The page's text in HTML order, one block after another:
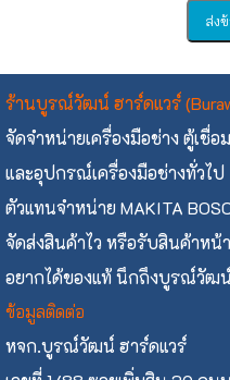
ร้านบูรณ์วัฒน์ ฮาร์ดแวร์
จัดจำหน่ายเครื่องมือช่าง ตู้เชื่อ
และอุปกรณ์เครื่องมือช่างทั่วไป
ตัวแทนจำหน่าย MAKITA
จัดส่งสินค้าไว หรือรับสินค้าหน้
อยากได้ของแท้ นึกถึงบูรณ์วัฒ
ข้อมูลติดต่อ
หจก.บูรณ์วัฒน์ ฮาร์ดแวร์